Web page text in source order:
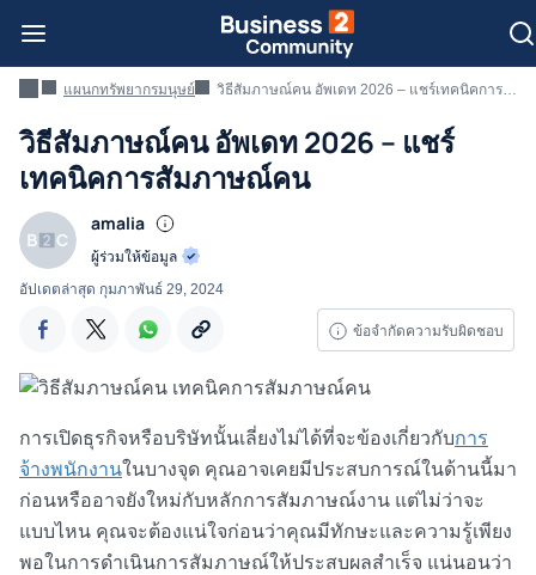
แผนกทรัพยากรมนุษย์ วิธีสัมภาษณ์คน อัพเดท 2026 – แชร์เทคนิคการสัมภาษณ์คน
วิธีสัมภาษณ์คน อัพเดท 2026 – แชร์
เทคนิคการสัมภาษณ์คน
amalia
ผู้ร่วมให้ข้อมูล
ข้อจำกัดความรับผิดชอบ
อัปเดตล่าสุด กุมภาพันธ์ 29, 2024
การเปิดธุรกิจหรือบริษัทนั้นเลี่ยงไม่ได้ที่จะข้องเกี่ยวกับการ
จ้างพนักงานในบางจุด คุณอาจเคยมีประสบการณ์ในด้านนี้มา
ก่อนหรืออาจยังใหม่กับหลักการสัมภาษณ์งาน แต่ไม่ว่าจะ
แบบไหน คุณจะต้องแน่ใจก่อนว่าคุณมีทักษะและความรู้เพียง
พอในการดำเนินการสัมภาษณ์ให้ประสบผลสำเร็จ แน่นอนว่า